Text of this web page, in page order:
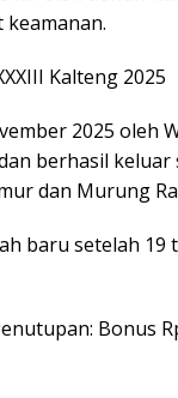
Kalteng 2025
2025 oleh
berhasil keluar
dan Murung
baru setelah
Bonus